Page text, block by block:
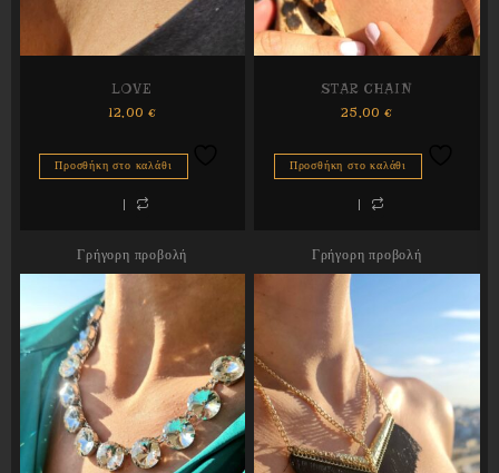
LOVE
12,00 €
Προσθήκη στο καλάθι
Γρήγορη προβολή
STAR CHAIN
25,00 €
Προσθήκη στο καλάθι
Γρήγορη προβολή